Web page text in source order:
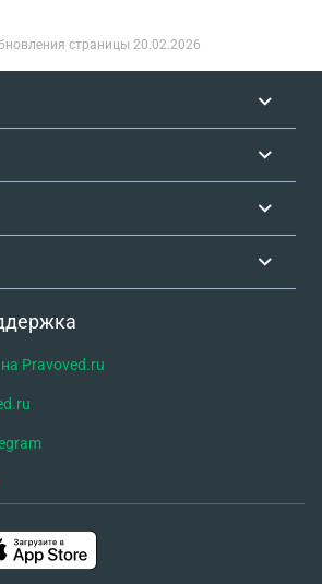
страницы 20.02.2026
Pravoved.ru